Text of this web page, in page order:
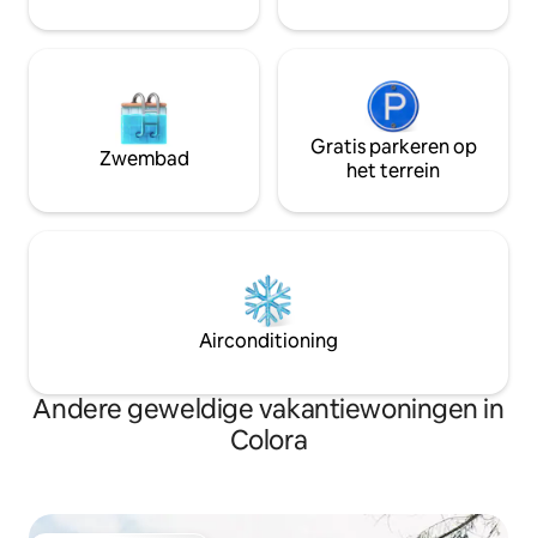
Zwembad
Gratis parkeren op
het terrein
Airconditioning
Andere geweldige vakantiewoningen in
Colora